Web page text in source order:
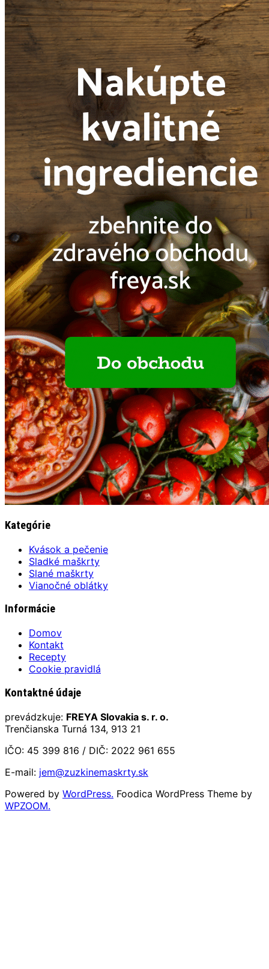
Kategórie
Kvások a pečenie
Sladké maškrty
Slané maškrty
Vianočné oblátky
Informácie
Domov
Kontakt
Recepty
Cookie pravidlá
Kontaktné údaje
prevádzkuje: FREYA Slovakia s. r. o.
Trenčianska Turná 134, 913 21
IČO: 45 399 816 / DIČ: 2022 961 655
E-mail: jem@zuzkinemaskrty.sk
Powered by WordPress. Foodica WordPress Theme by
WPZOOM.